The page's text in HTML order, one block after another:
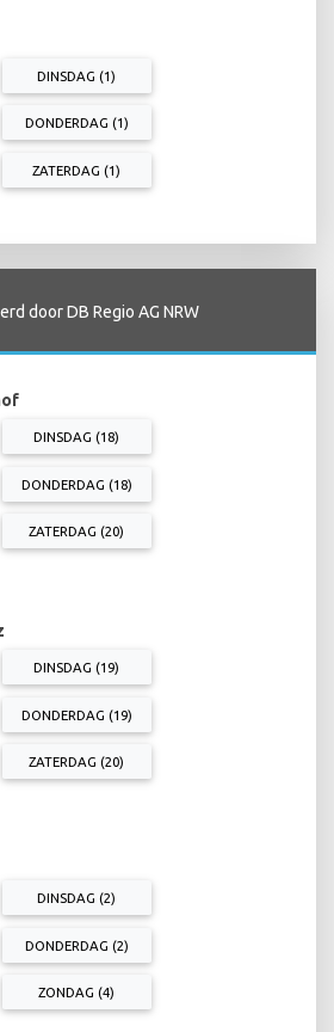
DINSDAG (1)
DONDERDAG (1)
ZATERDAG (1)
door DB Regio AG NRW
DINSDAG (18)
DONDERDAG (18)
ZATERDAG (20)
DINSDAG (19)
DONDERDAG (19)
ZATERDAG (20)
DINSDAG (2)
DONDERDAG (2)
ZONDAG (4)